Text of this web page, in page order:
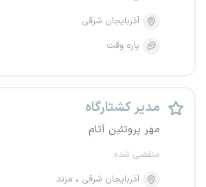
آذربایجان شرقی
پاره وقت
مدیر کشتارگاه
مهر پروتئین آتام
منقضی شده
آذربایجان شرقی
مرند